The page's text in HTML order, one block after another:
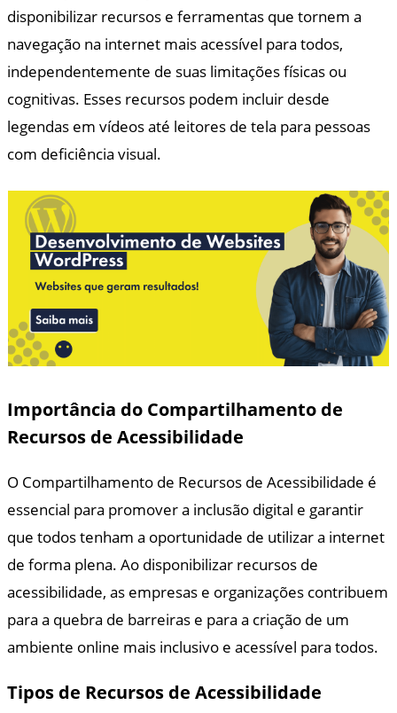
disponibilizar recursos e ferramentas que tornem a
navegação na internet mais acessível para todos,
independentemente de suas limitações físicas ou
cognitivas. Esses recursos podem incluir desde
legendas em vídeos até leitores de tela para pessoas
com deficiência visual.
Importância do Compartilhamento de
Recursos de Acessibilidade
O Compartilhamento de Recursos de Acessibilidade é
essencial para promover a inclusão digital e garantir
que todos tenham a oportunidade de utilizar a internet
de forma plena. Ao disponibilizar recursos de
acessibilidade, as empresas e organizações contribuem
para a quebra de barreiras e para a criação de um
ambiente online mais inclusivo e acessível para todos.
Tipos de Recursos de Acessibilidade